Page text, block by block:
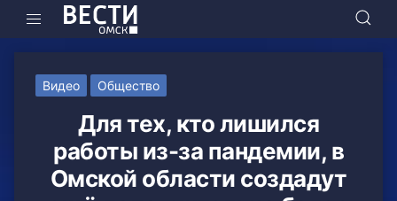
Видео Общество
Для тех, кто лишился
работы из-за пандемии, в
Омской области создадут